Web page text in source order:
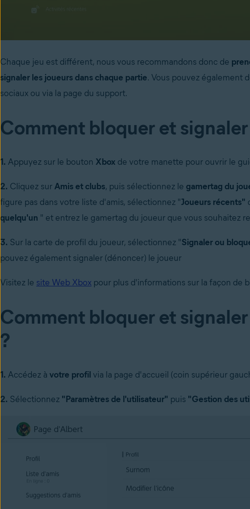
Chaque jeu est différent, nous vous recommandons donc de
signaler les joueurs dans chaque partie. Vous pouvez également
sociaux ou via la page du support.
Comment bloquer et
1. Appuyez sur le bouton Xbox de votre manette pour ouvrir le
2. Cliquez surAmis et clubs, puis sélectionnez le gamertag du
figure pas dans votre liste d'amis, sélectionnez "Joueurs récents"
quelqu'un " et entrez le gamertag du joueur que vous souhaitez
3. Sur la carte de profil du joueur, sélectionnez "Signaler ou
pouvez également signaler (dénoncer) le joueur
Visitez le site Web Xbox pour plus d'informations sur la façon de
Comment bloquer et
?
1. Accédez à votre profil via la page d'accueil (coin supérieur
2. Sélectionnez "Paramètres de l'utilisateur" puis "Gestion des